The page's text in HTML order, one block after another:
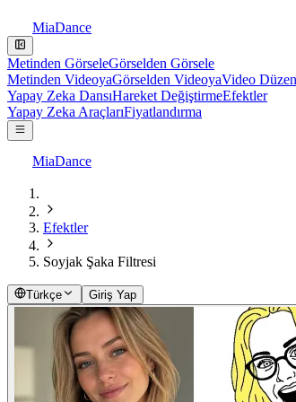
MiaDance
Metinden GörseleGörselden Görsele
Metinden VideoyaGörselden VideoyaVideo
Yapay Zeka DansıHareket DeğiştirmeEfektler
Yapay Zeka AraçlarıFiyatlandırma
MiaDance
Efektler
Soyjak Şaka Filtresi
Türkçe Giriş Yap